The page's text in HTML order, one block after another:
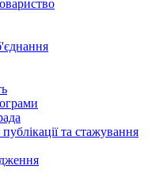
та стажування